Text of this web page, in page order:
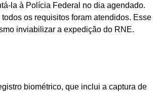
la à Polícia Federal no dia agendado.
os requisitos foram atendidos. Esse
inviabilizar a expedição do RNE.
biométrico, que inclui a captura de